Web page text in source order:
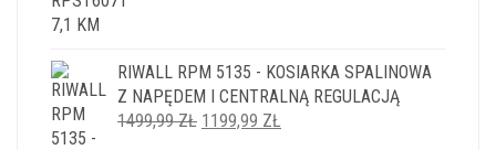
RIWALL RPM 5135 - KOSIARKA SPALINOWA
Z NAPĘDEM I CENTRALNĄ REGULACJĄ
1499,99ZŁ PIERWOTNA
1199,99 ZŁ